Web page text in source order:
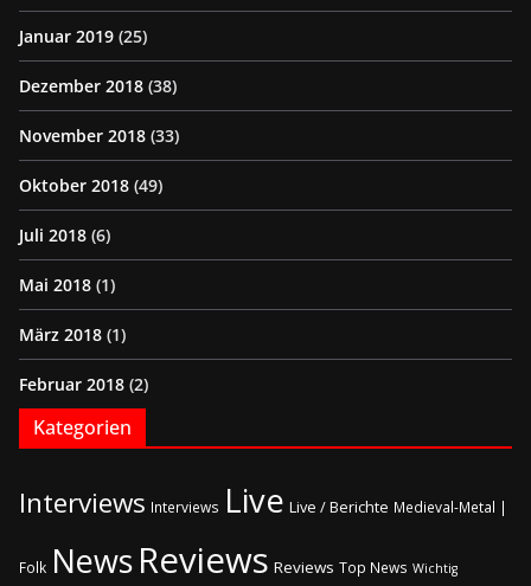
Januar 2019 (25)
Dezember 2018 (38)
November 2018 (33)
Oktober 2018 (49)
Juli 2018 (6)
Mai 2018 (1)
März 2018 (1)
Februar 2018 (2)
Kategorien
Interviews Interviews Live Live / Berichte Medieval-Metal |
Folk NewsReviews Reviews Top News Wichtig